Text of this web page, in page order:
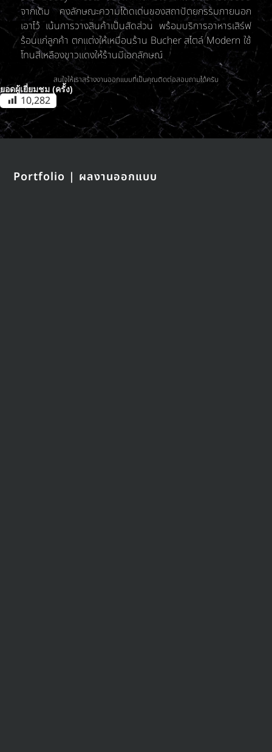
จากเดิม คงลักษณะความโดดเด่นของสถาปัตยกรรมภายนอก
เอาไว้ เน้นการวางสินค้าเป็นสัดส่วน พร้อมบริการอาหารเสิร์ฟ
ร้อนแก่ลูกค้า ตกแต่งให้เหมือนร้าน Bucher สไตล์ Modern ใช้
โทนสีเหลืองขาวแดงให้ร้านมีเอกลักษณ์
สนใจให้เราสร้างงานออกแบบที่เป็นคุณติดต่อสอบถามได้ครับ
ยอดผู้เยี่ยมชม (ครั้ง)
10,282
Portfolio | ผลงานออกแบบ